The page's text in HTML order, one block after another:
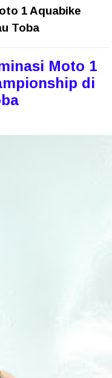
1 Aquabike
Toba
Moto 1
di